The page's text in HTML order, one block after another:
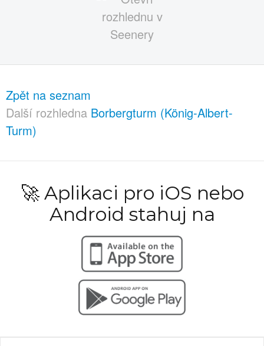
Zpět na seznam
Další rozhledna Borbergturm (König-Albert-
Turm)
🚀 Aplikaci pro iOS nebo
Android stahuj na